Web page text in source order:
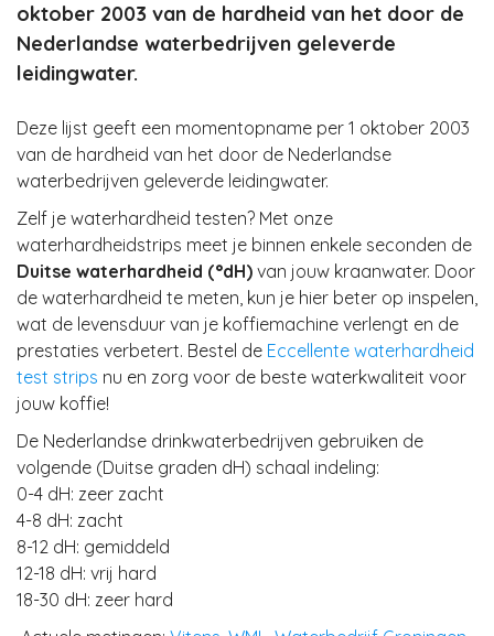
oktober 2003 van de hardheid van het door de
Nederlandse waterbedrijven geleverde
leidingwater.
Deze lijst geeft een momentopname per 1 oktober 2003
van de hardheid van het door de Nederlandse
waterbedrijven geleverde leidingwater.
Zelf je waterhardheid testen? Met onze
waterhardheidstrips meet je binnen enkele seconden de
Duitse waterhardheid (°dH) van jouw kraanwater. Door
de waterhardheid te meten, kun je hier beter op inspelen,
wat de levensduur van je koffiemachine verlengt en de
prestaties verbetert. Bestel de Eccellente waterhardheid
test strips nu en zorg voor de beste waterkwaliteit voor
jouw koffie!
De Nederlandse drinkwaterbedrijven gebruiken de
volgende (Duitse graden dH) schaal indeling:
0-4 dH: zeer zacht
4-8 dH: zacht
8-12 dH: gemiddeld
12-18 dH: vrij hard
18-30 dH: zeer hard